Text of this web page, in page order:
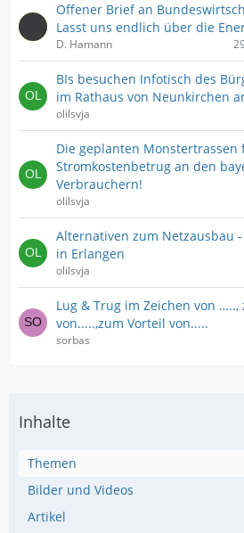
Offener Brief an
Lasst uns endlich über die
D. Hamann
BIs besuchen Infotisch des
im Rathaus von Neunkirchen
olilsvja
Die geplanten Monstertrassen
Stromkostenbetrug an den
Verbrauchern!
olilsvja
Alternativen zum Netzausbau
in Erlangen
olilsvja
Lug & Trug im Zeichen von …..,
von.....,zum Vorteil von.....
sorbas
Inhalte
Themen
Bilder und Videos
Artikel